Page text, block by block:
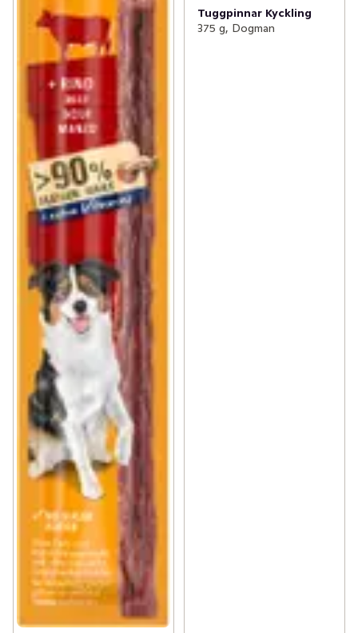
Tuggpinnar Kyckling
375 g, Dogman